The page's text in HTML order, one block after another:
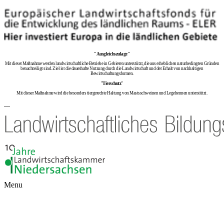
"Ausgleichszulage"
Mit dieser Maßnahme werden landwirtschaftliche Betriebe in Gebieten unterstützt, die aus erheblichen naturbedingten Gründen
benachteiligt sind. Ziel ist die dauerhafte Nutzung durch die Landwirtschaft und der Erhalt von nachhaltigen
Bewirtschaftungsformen.
"Tierschutz"
Mit dieser Maßnahme wird die besonders tiergerechte Haltung von Mastsschweinen und Legehennen unterstützt.
...
Menu